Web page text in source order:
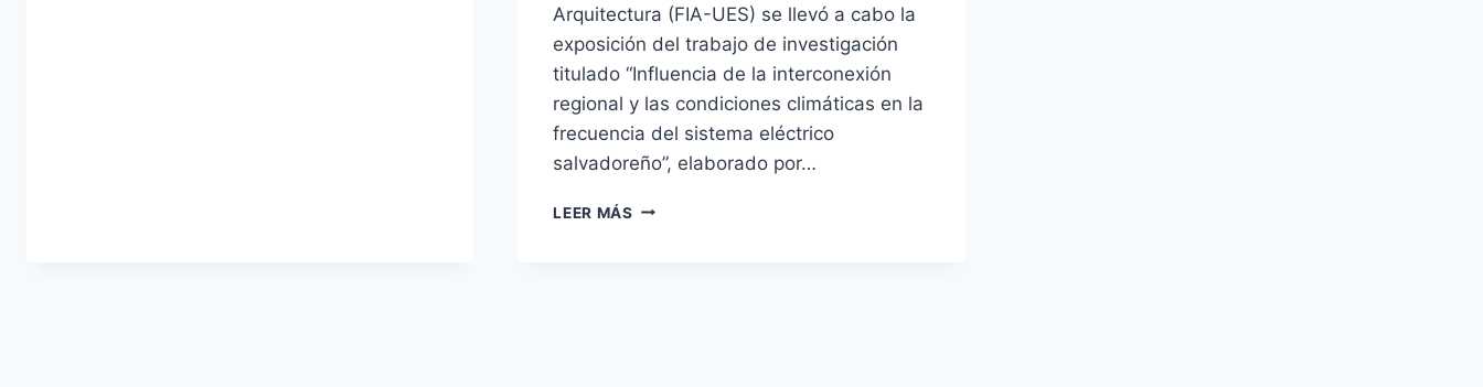
Arquitectura (FIA-UES) se llevó a cabo la
exposición del trabajo de investigación
titulado “Influencia de la interconexión
regional y las condiciones climáticas en la
frecuencia del sistema eléctrico
salvadoreño”, elaborado por…
LEER MÁS